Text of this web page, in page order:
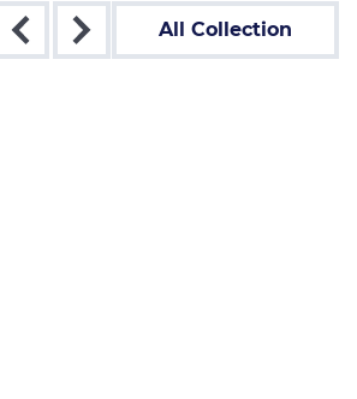
All Collection